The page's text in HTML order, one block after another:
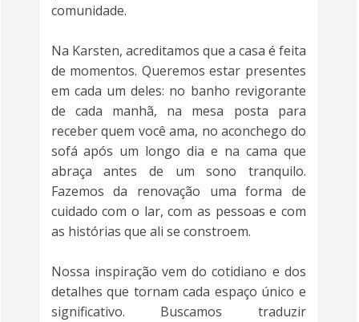
comunidade.
Na Karsten, acreditamos que a casa é feita
de momentos. Queremos estar presentes
em cada um deles: no banho revigorante
de cada manhã, na mesa posta para
receber quem você ama, no aconchego do
sofá após um longo dia e na cama que
abraça antes de um sono tranquilo.
Fazemos da renovação uma forma de
cuidado com o lar, com as pessoas e com
as histórias que ali se constroem.
Nossa inspiração vem do cotidiano e dos
detalhes que tornam cada espaço único e
significativo. Buscamos traduzir